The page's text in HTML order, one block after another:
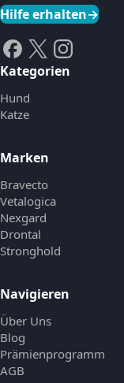
Hilfe erhalten→
Kategorien
Hund
Katze
Marken
Bravecto
Vetalogica
Nexgard
Drontal
Stronghold
Navigieren
Über Uns
Blog
Prämienprogramm
AGB